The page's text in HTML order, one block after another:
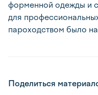
форменной одежды и
для
пароходством было
Поделиться